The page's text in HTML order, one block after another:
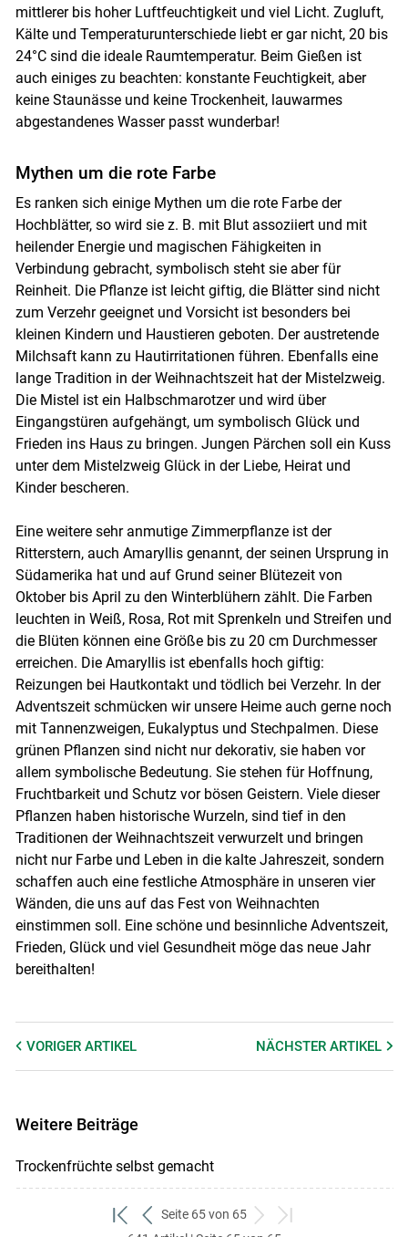
mittlerer bis hoher Luftfeuchtigkeit und viel Licht. Zugluft,
Kälte und Temperaturunterschiede liebt er gar nicht, 20 bis
24°C sind die ideale Raumtemperatur. Beim Gießen ist
auch einiges zu beachten: konstante Feuchtigkeit, aber
keine Staunässe und keine Trockenheit, lauwarmes
abgestandenes Wasser passt wunderbar!
Mythen um die rote Farbe
Es ranken sich einige Mythen um die rote Farbe der
Hochblätter, so wird sie z. B. mit Blut assoziiert und mit
heilender Energie und magischen Fähigkeiten in
Verbindung gebracht, symbolisch steht sie aber für
Reinheit. Die Pflanze ist leicht giftig, die Blätter sind nicht
zum Verzehr geeignet und Vorsicht ist besonders bei
kleinen Kindern und Haustieren geboten. Der austretende
Milchsaft kann zu Hautirritationen führen. Ebenfalls eine
lange Tradition in der Weihnachtszeit hat der Mistelzweig.
Die Mistel ist ein Halbschmarotzer und wird über
Eingangstüren aufgehängt, um symbolisch Glück und
Frieden ins Haus zu bringen. Jungen Pärchen soll ein Kuss
unter dem Mistelzweig Glück in der Liebe, Heirat und
Kinder bescheren.
Eine weitere sehr anmutige Zimmerpflanze ist der
Ritterstern, auch Amaryllis genannt, der seinen Ursprung in
Südamerika hat und auf Grund seiner Blütezeit von
Oktober bis April zu den Winterblühern zählt. Die Farben
leuchten in Weiß, Rosa, Rot mit Sprenkeln und Streifen und
die Blüten können eine Größe bis zu 20 cm Durchmesser
erreichen. Die Amaryllis ist ebenfalls hoch giftig:
Reizungen bei Hautkontakt und tödlich bei Verzehr. In der
Adventszeit schmücken wir unsere Heime auch gerne noch
mit Tannenzweigen, Eukalyptus und Stechpalmen. Diese
grünen Pflanzen sind nicht nur dekorativ, sie haben vor
allem symbolische Bedeutung. Sie stehen für Hoffnung,
Fruchtbarkeit und Schutz vor bösen Geistern. Viele dieser
Pflanzen haben historische Wurzeln, sind tief in den
Traditionen der Weihnachtszeit verwurzelt und bringen
nicht nur Farbe und Leben in die kalte Jahreszeit, sondern
schaffen auch eine festliche Atmosphäre in unseren vier
Wänden, die uns auf das Fest von Weihnachten
einstimmen soll. Eine schöne und besinnliche Adventszeit,
Frieden, Glück und viel Gesundheit möge das neue Jahr
bereithalten!
VORIGER ARTIKEL NÄCHSTERARTIKEL
Weitere Beiträge
Trockenfrüchte selbst gemacht
zum
zurück
Seite 65 von 65
weiterzum